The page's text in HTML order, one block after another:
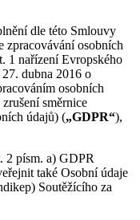
dle této Smlouvy
zpracovávání osobních
1 nařízení Evropského
dubna 2016 o
osobních
směrnice
údajů) („GDPR“),
2 písm. a) GDPR
také Osobní údaje
Soutěžícího za